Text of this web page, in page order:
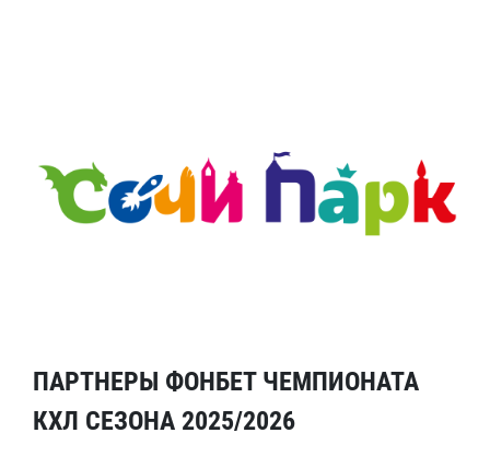
ПАРТНЕРЫ ФОНБЕТ ЧЕМПИОНАТА
КХЛ СЕЗОНА 2025/2026